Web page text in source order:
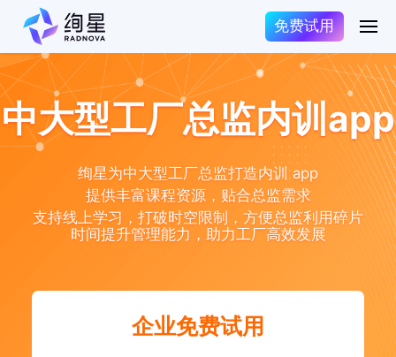
免费试用
中大型工厂总监内训app
绚星为中大型工厂总监打造内训 app
提供丰富课程资源，贴合总监需求
支持线上学习，打破时空限制，方便总监利用碎片
时间提升管理能力，助力工厂高效发展
企业免费试用